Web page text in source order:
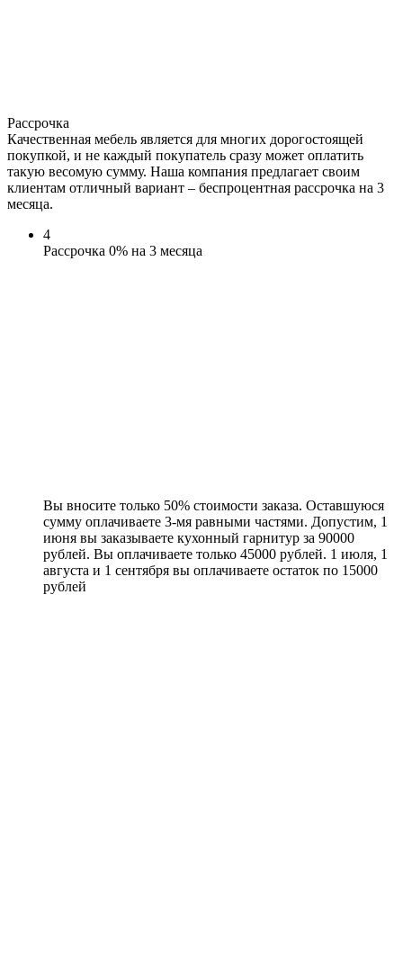
Рассрочка
Качественная мебель является для многих дорогостоящей
покупкой, и не каждый покупатель сразу может оплатить
такую весомую сумму. Наша компания предлагает своим
клиентам отличный вариант – беспроцентная рассрочка на 3
месяца.
4
Рассрочка 0% на 3 месяца
Вы вносите только 50% стоимости заказа. Оставшуюся
сумму оплачиваете 3-мя равными частями. Допустим, 1
июня вы заказываете кухонный гарнитур за 90000
рублей. Вы оплачиваете только 45000 рублей. 1 июля, 1
августа и 1 сентября вы оплачиваете остаток по 15000
рублей